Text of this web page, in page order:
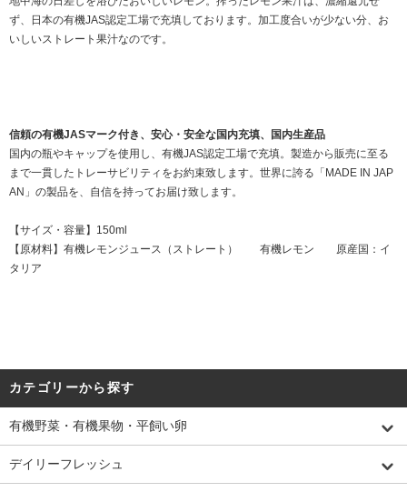
ず、日本の有機JAS認定工場で充填しております。加工度合いが少ない分、お
いしいストレート果汁なのです。
信頼の有機JASマーク付き、安心・安全な国内充填、国内生産品
国内の瓶やキャップを使用し、有機JAS認定工場で充填。製造から販売に至る
まで一貫したトレーサビリティをお約束致します。世界に誇る「MADE IN JAP
AN」の製品を、自信を持ってお届け致します。
【サイズ・容量】150ml
【原材料】有機レモンジュース（ストレート） 有機レモン 原産国：イ
タリア
カテゴリーから探す
有機野菜・有機果物・平飼い卵
デイリーフレッシュ